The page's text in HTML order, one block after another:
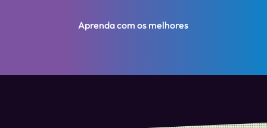
Aprenda com os melhores